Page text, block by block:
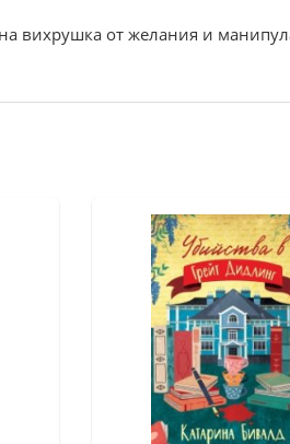
вихрушка от желания и